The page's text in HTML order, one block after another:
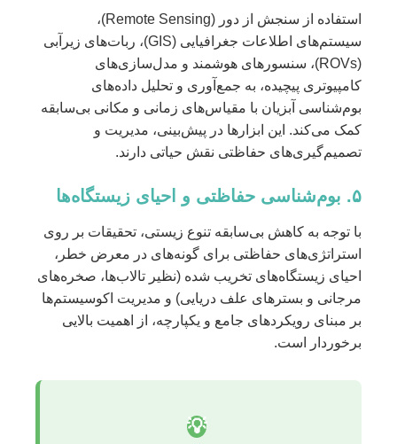
استفاده از سنجش از دور (Remote Sensing)،
سیستم‌های اطلاعات جغرافیایی (GIS)، ربات‌های زیرآبی
(ROVs)، سنسورهای هوشمند و مدل‌سازی‌های
کامپیوتری پیچیده، به جمع‌آوری و تحلیل داده‌های
بوم‌شناسی آبزیان با مقیاس‌های زمانی و مکانی بی‌سابقه
کمک می‌کند. این ابزارها در پیش‌بینی، مدیریت و
تصمیم‌گیری‌های حفاظتی نقش حیاتی دارند.
۵. بوم‌شناسی حفاظتی و احیای زیستگاه‌ها
با توجه به کاهش بی‌سابقه تنوع زیستی، تحقیقات بر روی
استراتژی‌های حفاظتی برای گونه‌های در معرض خطر،
احیای زیستگاه‌های تخریب شده (نظیر تالاب‌ها، صخره‌های
مرجانی و بسترهای علف دریایی) و مدیریت اکوسیستم‌ها
بر مبنای رویکردهای جامع و یکپارچه، از اهمیت بالایی
برخوردار است.
💡